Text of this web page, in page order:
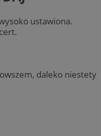
ustawiona.
daleko niestety